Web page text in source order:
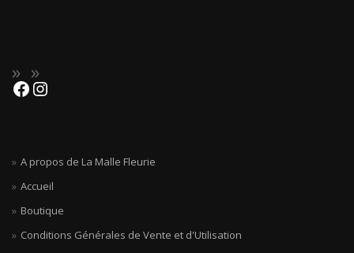
A propos de La Malle Fleurie
Accueil
Boutique
Conditions Générales de Vente et d'Utilisation